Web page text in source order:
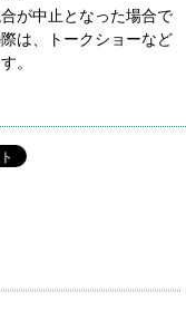
が中止となった場合で
は、トークショーなど
。